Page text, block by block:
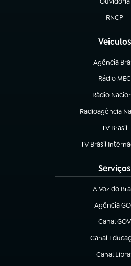
(abre em
RNCP
(abre
Veículos
Agência
(abre em
Rádio MEC
(abre em
Rádio
Radioagência
(abre em nova
TV Brasil
(abre em
TV Brasil
(abre em nova
Serviços
A Voz do
(abre em
Agência
(abre em
Canal GOV
(abre em
Canal
(abre em
Canal
(abre em